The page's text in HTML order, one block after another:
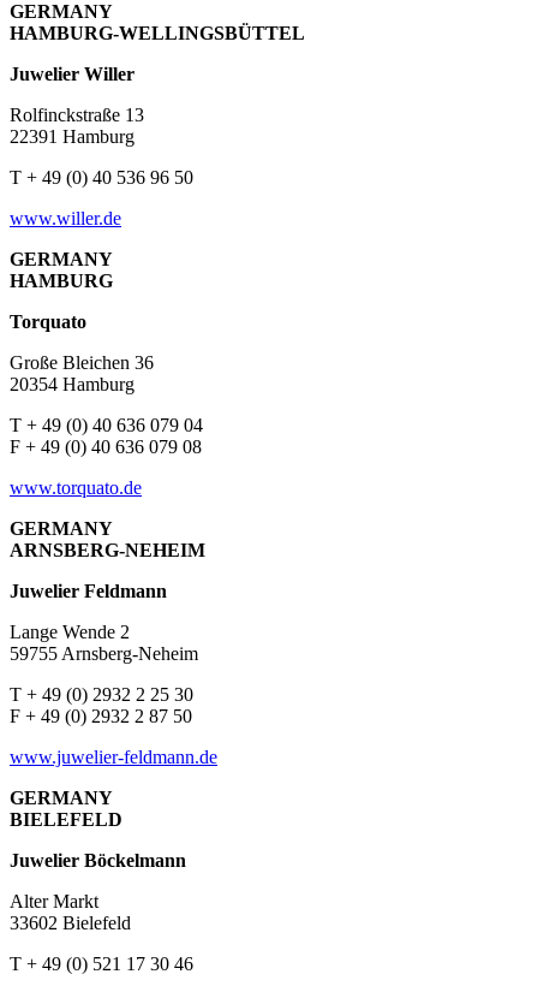
GERMANY
HAMBURG-WELLINGSBÜTTEL
Juwelier Willer
Rolfinckstraße 13
22391 Hamburg
T + 49 (0) 40 536 96 50
www.willer.de
GERMANY
HAMBURG
Torquato
Große Bleichen 36
20354 Hamburg
T + 49 (0) 40 636 079 04
F + 49 (0) 40 636 079 08
www.torquato.de
GERMANY
ARNSBERG-NEHEIM
Juwelier Feldmann
Lange Wende 2
59755 Arnsberg-Neheim
T + 49 (0) 2932 2 25 30
F + 49 (0) 2932 2 87 50
www.juwelier-feldmann.de
GERMANY
BIELEFELD
Juwelier Böckelmann
Alter Markt
33602 Bielefeld
T + 49 (0) 521 17 30 46